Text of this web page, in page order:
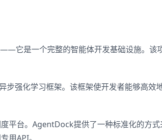
它是一个完整的智能体开发基础设施。该
步强化学习框架。该框架使开发者能够高效
平台。AgentDock提供了一种标准化的方